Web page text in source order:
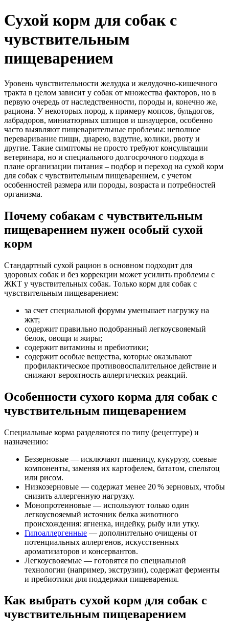
Сухой корм для собак с
чувствительным
пищеварением
Уровень чувствительности желудка и желудочно-кишечного
тракта в целом зависит у собак от множества факторов, но в
первую очередь от наследственности, породы и, конечно же,
рациона. У некоторых пород, к примеру мопсов, бульдогов,
лабрадоров, миниатюрных шпицов и шнауцеров, особенно
часто выявляют пищеварительные проблемы: неполное
переваривание пищи, диарею, вздутие, колики, рвоту и
другие. Такие симптомы не просто требуют консультации
ветеринара, но и специального долгосрочного подхода в
плане организации питания – подбор и переход на сухой корм
для собак с чувствительным пищеварением, с учетом
особенностей размера или породы, возраста и потребностей
организма.
Почему собакам с чувствительным
пищеварением нужен особый сухой
корм
Стандартный сухой рацион в основном подходит для
здоровых собак и без коррекции может усилить проблемы с
ЖКТ у чувствительных собак. Только корм для собак с
чувствительным пищеварением:
за счет специальной форумы уменьшает нагрузку на
жкт;
содержит правильно подобранный легкоусвояемый
белок, овощи и жиры;
содержит витамины и пребиотики;
содержит особые вещества, которые оказывают
профилактическое противовоспалительное действие и
снижают вероятность аллергических реакций.
Особенности сухого корма для собак с
чувствительным пищеварением
Специальные корма разделяются по типу (рецептуре) и
назначению:
Беззерновые — исключают пшеницу, кукурузу, соевые
компоненты, заменяя их картофелем, бататом, спельтоц
или рисом.
Низкозерновые — содержат менее 20 % зерновых, чтобы
снизить аллергенную нагрузку.
Монопротеиновые — используют только один
легкоусвояемый источник белка животного
происхождения: ягненка, индейку, рыбу или утку.
Гипоаллергенные — дополнительно очищены от
потенциальных аллергенов, искусственных
ароматизаторов и консервантов.
Легкоусвояемые — готовятся по специальной
технологии (например, экструзии), содержат ферменты
и пребиотики для поддержки пищеварения.
Как выбрать сухой корм для собак с
чувствительным пищеварением